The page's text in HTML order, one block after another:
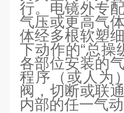
行。电镜外专
气压或更高气
体经多根软塑
下动作的“总操
各部位安装的
程序（或人为
阀，切断或联
内部的任一气动